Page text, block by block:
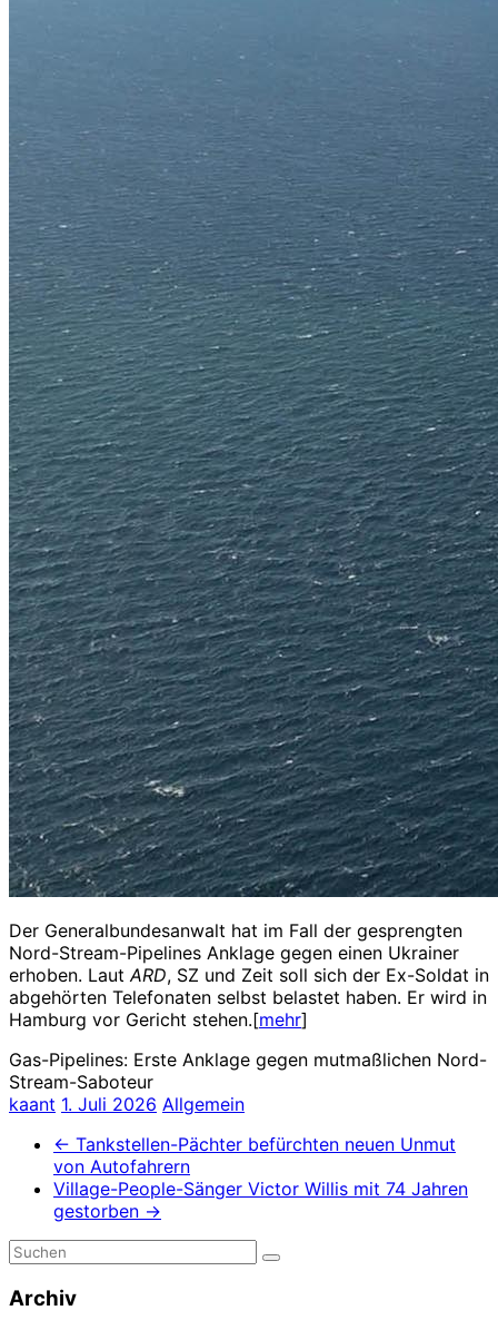
Der Generalbundesanwalt hat im Fall der gesprengten
Nord-Stream-Pipelines Anklage gegen einen Ukrainer
erhoben. Laut ARD, SZ und Zeit soll sich der Ex-Soldat in
abgehörten Telefonaten selbst belastet haben. Er wird in
Hamburg vor Gericht stehen.[mehr]
Gas-Pipelines: Erste Anklage gegen mutmaßlichen Nord-
Stream-Saboteur
kaant 1. Juli 2026 Allgemein
← Tankstellen-Pächter befürchten neuen Unmut
von Autofahrern
Village-People-Sänger Victor Willis mit 74 Jahren
gestorben →
Archiv